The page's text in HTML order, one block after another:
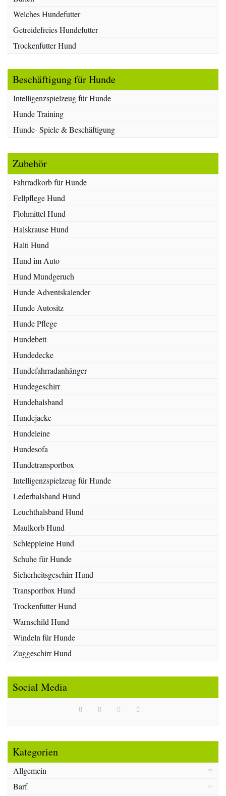
Welches Hundefutter
Getreidefreies Hundefutter
Trockenfutter Hund
Beschäftigung für Hunde
Intelligenzspielzeug für Hunde
Hunde Training
Hunde- Spiele & Beschäftigung
Zubehör
Fahrradkorb für Hunde
Fellpflege Hund
Flohmittel Hund
Halskrause Hund
Halti Hund
Hund im Auto
Hund Mundgeruch
Hunde Adventskalender
Hunde Autositz
Hunde Pflege
Hundebett
Hundedecke
Hundefahrradanhänger
Hundegeschirr
Hundehalsband
Hundejacke
Hundeleine
Hundesofa
Hundetransportbox
Intelligenzspielzeug für Hunde
Lederhalsband Hund
Leuchthalsband Hund
Maulkorb Hund
Schleppleine Hund
Schuhe für Hunde
Sicherheitsgeschirr Hund
Transportbox Hund
Trockenfutter Hund
Warnschild Hund
Windeln für Hunde
Zuggeschirr Hund
Social Media
Kategorien
Allgemein (7)
Barf (1)